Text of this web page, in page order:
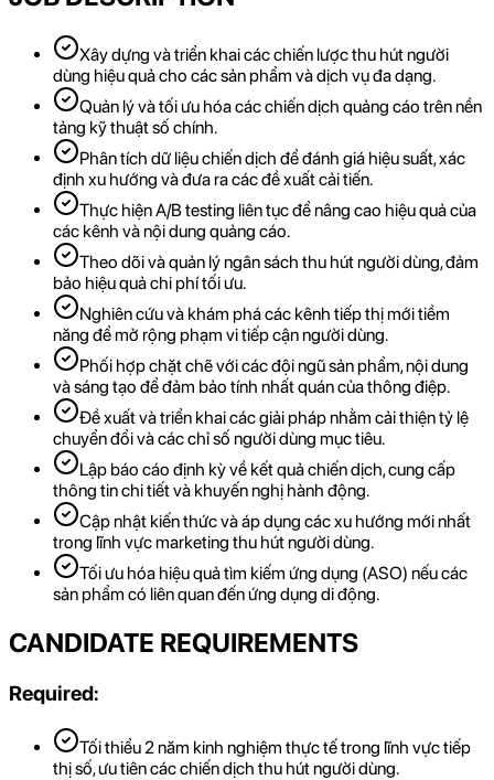
Xây dựng và triển khai các chiến lược thu hút người
dùng hiệu quả cho các sản phẩm và dịch vụ đa dạng.
Quản lý và tối ưu hóa các chiến dịch quảng cáo trên nền
tảng kỹ thuật số chính.
Phân tích dữ liệu chiến dịch để đánh giá hiệu suất, xác
định xu hướng và đưa ra các đề xuất cải tiến.
Thực hiện A/B testing liên tục để nâng cao hiệu quả của
các kênh và nội dung quảng cáo.
Theo dõi và quản lý ngân sách thu hút người dùng, đảm
bảo hiệu quả chi phí tối ưu.
Nghiên cứu và khám phá các kênh tiếp thị mới tiềm
năng để mở rộng phạm vi tiếp cận người dùng.
Phối hợp chặt chẽ với các đội ngũ sản phẩm, nội dung
và sáng tạo để đảm bảo tính nhất quán của thông điệp.
Đề xuất và triển khai các giải pháp nhằm cải thiện tỷ lệ
chuyển đổi và các chỉ số người dùng mục tiêu.
Lập báo cáo định kỳ về kết quả chiến dịch, cung cấp
thông tin chi tiết và khuyến nghị hành động.
Cập nhật kiến thức và áp dụng các xu hướng mới nhất
trong lĩnh vực marketing thu hút người dùng.
Tối ưu hóa hiệu quả tìm kiếm ứng dụng (ASO) nếu các
sản phẩm có liên quan đến ứng dụng di động.
CANDIDATE REQUIREMENTS
Required:
Tối thiểu 2 năm kinh nghiệm thực tế trong lĩnh vực tiếp
thị số, ưu tiên các chiến dịch thu hút người dùng.